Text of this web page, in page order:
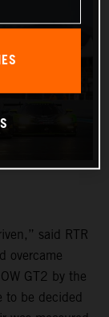
said RTR
overcame
GT2 by the
to be decided